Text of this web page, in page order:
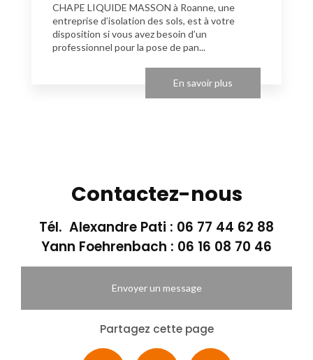
CHAPE LIQUIDE MASSON à Roanne, une
entreprise d’isolation des sols, est à votre
disposition si vous avez besoin d’un
professionnel pour la pose de pan...
En savoir plus
Contactez-nous
Tél. Alexandre Pati : 06 77 44 62 88
Yann Foehrenbach : 06 16 08 70 46
Envoyer un message
Partagez cette page
Facebook